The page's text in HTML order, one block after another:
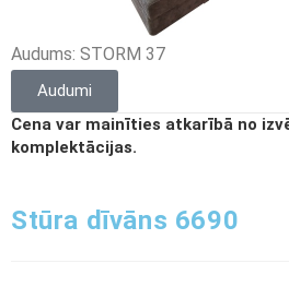
Audums: STORM 37
Audumi
Cena var mainīties atkarībā no
komplektācijas.
Stūra dīvāns 6690